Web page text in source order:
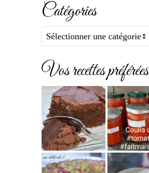
Catégories
Catégories
Vos recettes préférées